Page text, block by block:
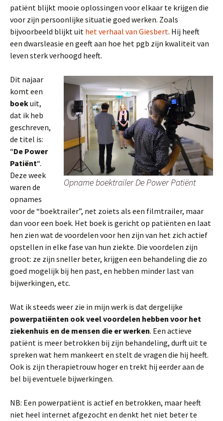
patiënt blijkt mooie oplossingen voor elkaar te krijgen die
voor zijn persoonlijke situatie goed werken. Zoals
bijvoorbeeld blijkt uit het verhaal van Giesbert. Hij heeft
een dwarsleasie en geeft aan hoe het pgb zijn kwaliteit van
leven sterk verhoogd heeft.
Opname boektrailer De Power Patiënt
Dit najaar
komt een
boekuit,
dat ik heb
geschreven,
de titel is:
“De Power
Patiënt“.
Deze week
waren de
opnames
voor de “boektrailer”, net zoiets als een filmtrailer, maar
dan voor een boek. Het boek is gericht op patiënten en laat
hen zien wat de voordelen voor hen zijn van het zich actief
opstellen in elke fase van hun ziekte. Die voordelen zijn
groot: ze zijn sneller beter, krijgen een behandeling die zo
goed mogelijk bij hen past, en hebben minder last van
bijwerkingen, etc.
Wat ik steeds weer zie in mijn werk is dat dergelijke
powerpatiënten ook veel voordelen hebben voor het
ziekenhuis en de mensen die er werken. Een actieve
patiënt is meer betrokken bij zijn behandeling, durft uit te
spreken wat hem mankeert en stelt de vragen die hij heeft.
Ook is zijn therapietrouw hoger en trekt hij eerder aan de
bel bij eventuele bijwerkingen.
NB: Een powerpatiënt is actief en betrokken, maar heeft
niet heel internet afgezocht en denkt het niet beter te